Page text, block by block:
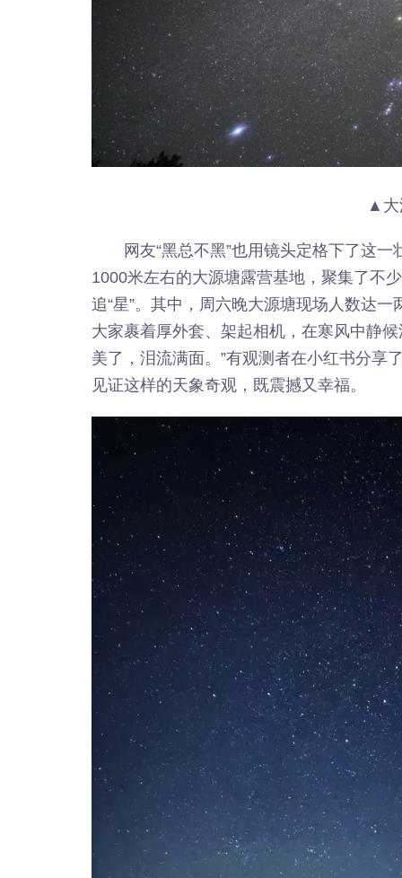
▲大
网友“黑总不黑”也用镜头定格下了这
1000米左右的大源塘露营基地，聚集了不
追“星”。其中，周六晚大源塘现场人数达
大家裹着厚外套、架起相机，在寒风中静
美了，泪流满面。”有观测者在小红书分享
见证这样的天象奇观，既震撼又幸福。